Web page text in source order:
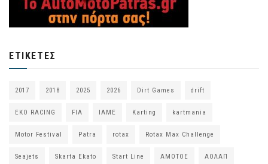
ΕΤΙΚΈΤΕΣ
2017 2018 2025 2026 Dirt Games drift
EKO RACING FIA IAME Karting kartmania
Motor Festival Patra rotax Rotax Max Challenge
Seajets Skarta Ekato Start Line ΑΜΟΤΟΕ ΑΟΛΑΠ